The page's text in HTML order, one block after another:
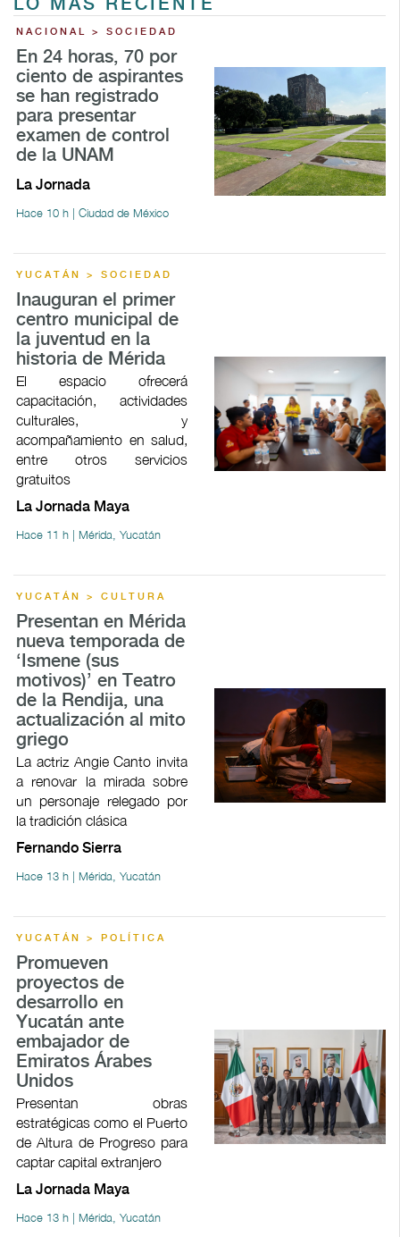
LO MÁS RECIENTE
NACIONAL > SOCIEDAD
En 24 horas, 70 por
ciento de aspirantes
se han registrado
para presentar
examen de control
de la UNAM
La Jornada
Hace 10 h | Ciudad de México
YUCATÁN > SOCIEDAD
Inauguran el primer
centro municipal de
la juventud en la
historia de Mérida
El espacio ofrecerá
capacitación, actividades
culturales, y
acompañamiento en salud,
entre otros servicios
gratuitos
La Jornada Maya
Hace 11 h | Mérida, Yucatán
YUCATÁN > CULTURA
Presentan en Mérida
nueva temporada de
‘Ismene (sus
motivos)’ en Teatro
de la Rendija, una
actualización al mito
griego
La actriz Angie Canto invita
a renovar la mirada sobre
un personaje relegado por
la tradición clásica
Fernando Sierra
Hace 13 h | Mérida, Yucatán
YUCATÁN > POLÍTICA
Promueven
proyectos de
desarrollo en
Yucatán ante
embajador de
Emiratos Árabes
Unidos
Presentan obras
estratégicas como el Puerto
de Altura de Progreso para
captar capital extranjero
La Jornada Maya
Hace 13 h | Mérida, Yucatán